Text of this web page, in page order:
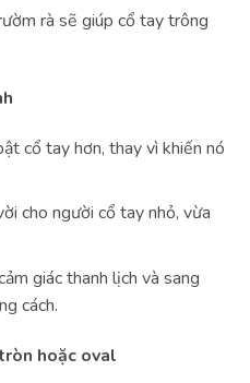
rà sẽ giúp cổ tay trông
cổ tay hơn, thay vì khiến nó
cho người cổ tay nhỏ, vừa
giác thanh lịch và sang
cách.
hoặc oval